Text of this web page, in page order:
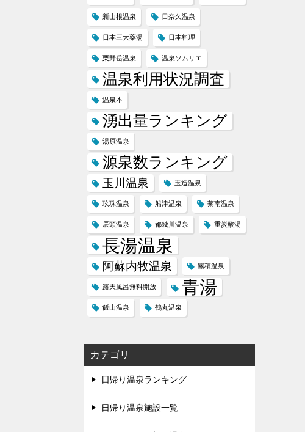
新山根温泉 日奈久温泉
日本三大薬湯 日本料理
栗野岳温泉 温泉ソムリエ
温泉利用状況調査
温泉本
湧出量ランキング
湯原温泉
源泉数ランキング
玉川温泉 玉造温泉
玖珠温泉 船津温泉 菊南温泉
辰頭温泉 都幾川温泉 重炭酸湯
長湯温泉
阿蘇内牧温泉 霧積温泉
露天風呂無料開放 青湯
飯山温泉 鶴丸温泉
カテゴリ
日帰り温泉ランキング
日帰り温泉施設一覧